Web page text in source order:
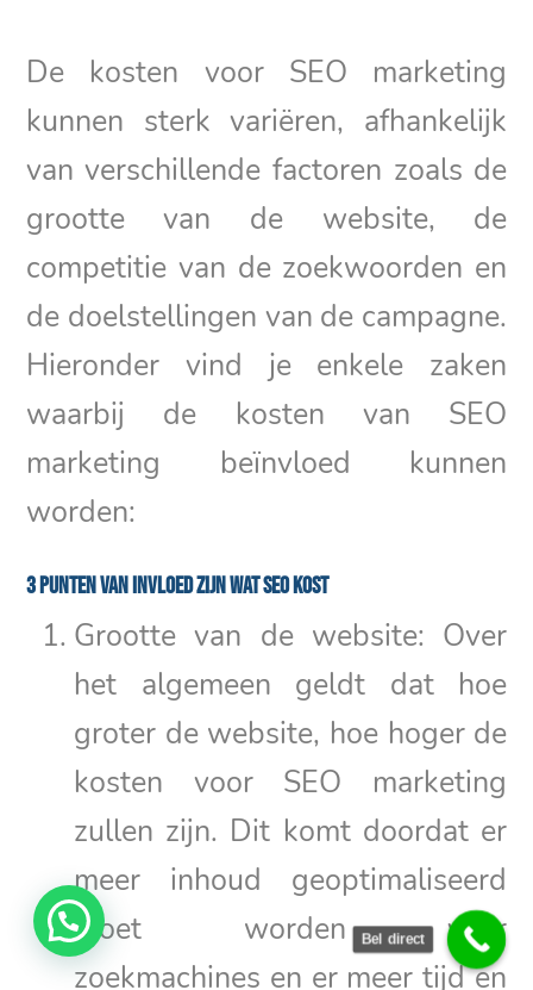
De kosten voor SEO marketing
kunnen sterk variëren, afhankelijk
van verschillende factoren zoals de
grootte van de website, de
competitie van de zoekwoorden en
de doelstellingen van de campagne.
Hieronder vind je enkele zaken
waarbij de kosten van SEO
marketing beïnvloed kunnen
worden:
3 punten van invloed zijn wat SEO kost
Grootte van de website: Over
het algemeen geldt dat hoe
groter de website, hoe hoger de
kosten voor SEO marketing
zullen zijn. Dit komt doordat er
meer inhoud geoptimaliseerd
moet worden voor
zoekmachines en er meer tijd en
Bel direct